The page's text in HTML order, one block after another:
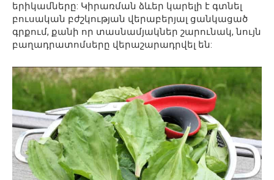
երիկամները: Կիրառման ձևեր կարելի է գտնել
բուսական բժշկության վերաբերյալ ցանկացած
գրքում, քանի որ տասնամյակներ շարունակ, նույն
բաղադրատոմսերը վերաշարադրվել են: